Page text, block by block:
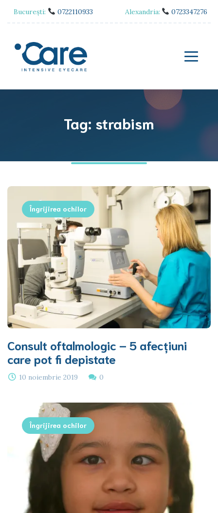
București: 0722110933 Alexandria: 0723347276
Tag: strabism
Îngrijirea ochilor
Consult oftalmologic – 5 afecțiuni
care pot fi depistate
10 noiembrie 2019 0
Îngrijirea ochilor